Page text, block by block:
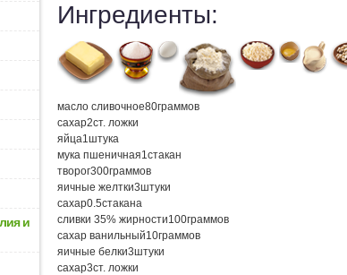
и
Ингредиенты:
масло сливочное80граммов
сахар2ст. ложки
яйца1штука
мука пшеничная1стакан
творог300граммов
яичные желтки3штуки
сахар0.5стакана
сливки 35% жирности100граммов
сахар ванильный10граммов
яичные белки3штуки
сахар3ст. ложки